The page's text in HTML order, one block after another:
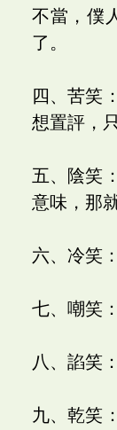
不當，僕
了。
四、苦笑
想置評，
五、陰笑
意味，那
六、冷笑
七、嘲笑
八、諂笑
九、乾笑